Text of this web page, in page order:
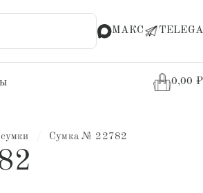
МАКС TELEGA
0,00 ₽
Сумка № 22782